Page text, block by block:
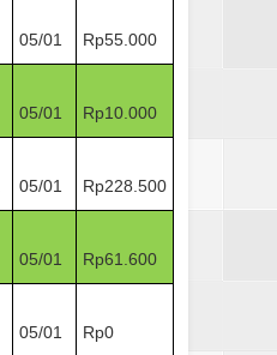
05/01 Rp55.000
05/01 Rp10.000
05/01 Rp228.500
05/01 Rp61.600
05/01 Rp0